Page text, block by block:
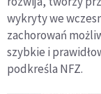
wykryty we
zachorowań
szybkie i
podkreśla NFZ.